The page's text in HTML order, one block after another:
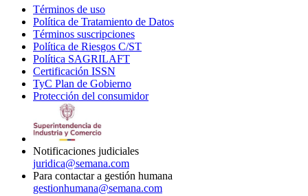
Términos de uso
in
new
window
Política de Tratamiento de Datos
Términos suscripciones
in
Política de Riesgos C/ST
Política SAGRILAFT
new
window
Certificación ISSN
in
new
TyC Plan de Gobierno
in
Protección del consumidorOpens
Notificaciones judiciales
juridica@semana.com
Para contactar a gestión humana
gestionhumana@semana.com